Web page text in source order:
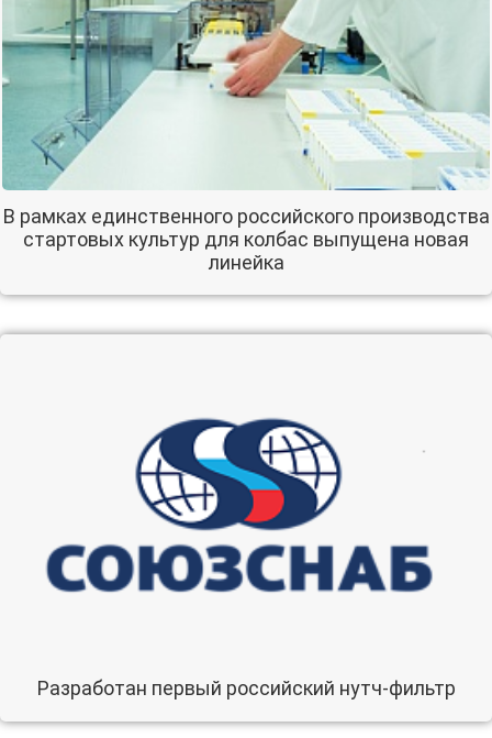
В рамках единственного российского производства
стартовых культур для колбас выпущена новая
линейка
Разработан первый российский нутч-фильтр